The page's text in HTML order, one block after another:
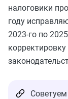
налоговики
году
2023-го по